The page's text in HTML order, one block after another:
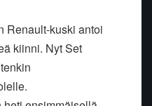
Renault-kuski antoi
kiinni. Nyt Set